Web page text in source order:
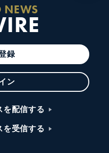
NEWS
録
ン
を配信する
を受信する